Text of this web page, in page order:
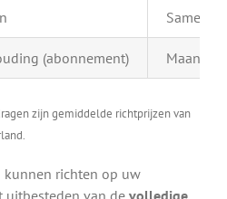
(abonnement)
zijn gemiddelde richtprijzen van
richten op uw
uitbesteden van de volledige